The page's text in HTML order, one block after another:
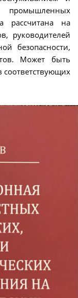
рассчитана на
руководителей
безопасности,
Может быть
соответствующих